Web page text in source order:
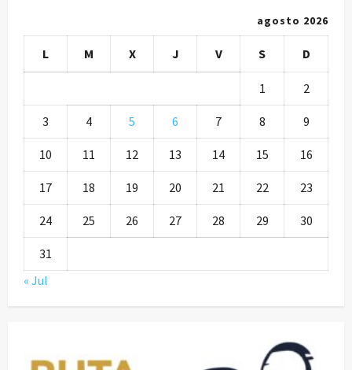
agosto 2026
L M X J V S D
1 2
3 4 5 6 7 8 9
10 11 12 13 14 15 16
17 18 19 20 21 22 23
24 25 26 27 28 29 30
31
« Jul